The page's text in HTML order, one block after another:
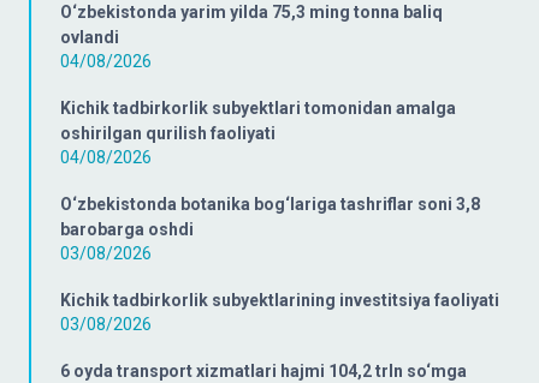
O‘zbekistonda yarim yilda 75,3 ming tonna baliq
ovlandi
04/08/2026
Kichik tadbirkorlik subyektlari tomonidan amalga
oshirilgan qurilish faoliyati
04/08/2026
O‘zbekistonda botanika bog‘lariga tashriflar soni 3,8
barobarga oshdi
03/08/2026
Kichik tadbirkorlik subyektlarining investitsiya faoliyati
03/08/2026
6 oyda transport xizmatlari hajmi 104,2 trln so‘mga